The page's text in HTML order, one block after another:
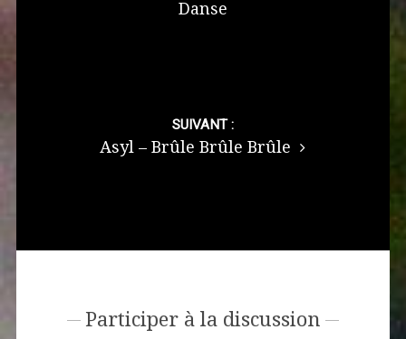
Danse
SUIVANT :
Asyl – Brûle Brûle Brûle
Participer à la discussion